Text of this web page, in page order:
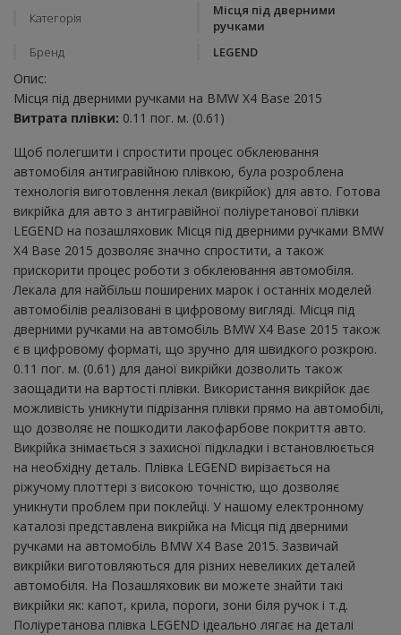
Категорія
Місця під дверними
ручками
Бренд
LEGEND
Опис:
Місця під дверними ручками на BMW X4 Base 2015
Витрата плівки: 0.11 пог. м. (0.61)
Щоб полегшити і спростити процес обклеювання
автомобіля антигравійною плівкою, була розроблена
технологія виготовлення лекал (викрійок) для авто. Готова
викрійка для авто з антигравійної поліуретанової плівки
LEGEND на позашляховик Місця під дверними ручками BMW
X4 Base 2015 дозволяє значно спростити, а також
прискорити процес роботи з обклеювання автомобіля.
Лекала для найбільш поширених марок і останніх моделей
автомобілів реалізовані в цифровому вигляді. Місця під
дверними ручками на автомобіль BMW X4 Base 2015 також
є в цифровому форматі, що зручно для швидкого розкрою.
0.11 пог. м. (0.61) для даної викрійки дозволить також
заощадити на вартості плівки. Використання викрійок дає
можливість уникнути підрізання плівки прямо на автомобілі,
що дозволяє не пошкодити лакофарбове покриття авто.
Викрійка знімається з захисної підкладки і встановлюється
на необхідну деталь. Плівка LEGEND вирізається на
ріжучому плоттері з високою точністю, що дозволяє
уникнути проблем при поклейці. У нашому електронному
каталозі представлена ​​викрійка на Місця під дверними
ручками на автомобіль BMW X4 Base 2015. Зазвичай
викрійки виготовляються для різних невеликих деталей
автомобіля. На Позашляховик ви можете знайти такі
викрійки як: капот, крила, пороги, зони біля ручок і т.д.
Поліуретанова плівка LEGEND ідеально лягає на деталі